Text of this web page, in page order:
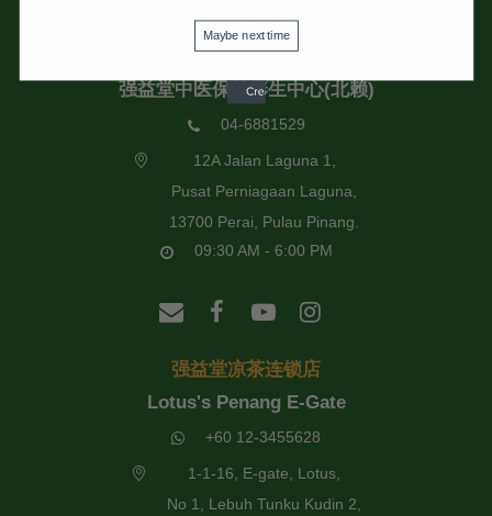
11600 Pulau Pinang.
09:30 AM - 6:00 PM
强益堂中医保健养生中心(北赖)
04-6881529
12A Jalan Laguna 1,
Pusat Perniagaan Laguna,
13700 Perai, Pulau Pinang.
09:30 AM - 6:00 PM
强益堂凉茶连锁店
Lotus's Penang E-Gate
+60 12-3455628
1-1-16, E-gate, Lotus,
No 1, Lebuh Tunku Kudin 2,
Maybe next time